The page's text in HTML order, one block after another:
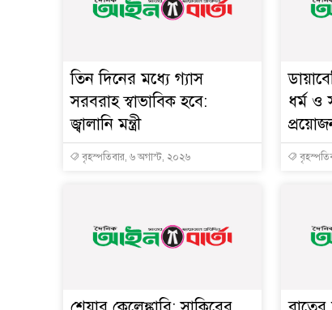
তিন দিনের মধ্যে গ্যাস
সরবরাহ স্বাভাবিক হবে:
জ্বালানি মন্ত্রী
বৃহস্পতিবার, ৬ অগাস্ট, ২০২৬
ধর্ম ও
প্রয়োজন